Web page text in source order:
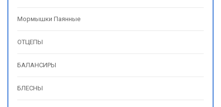
Мормышки Паянные
ОТЦЕПЫ
БАЛАНСИРЫ
БЛЕСНЫ